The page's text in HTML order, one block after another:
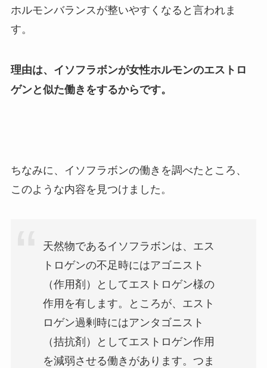
ホルモンバランスが整いやすくなると言われま
す。
理由は、イソフラボンが女性ホルモンのエストロ
ゲンと似た働きをするからです。
ちなみに、イソフラボンの働きを調べたところ、
このような内容を見つけました。
天然物であるイソフラボンは、エス
トロゲンの不足時にはアゴニスト
（作用剤）としてエストロゲン様の
作用を有します。ところが、エスト
ロゲン過剰時にはアンタゴニスト
（拮抗剤）としてエストロゲン作用
を減弱させる働きがあります。つま